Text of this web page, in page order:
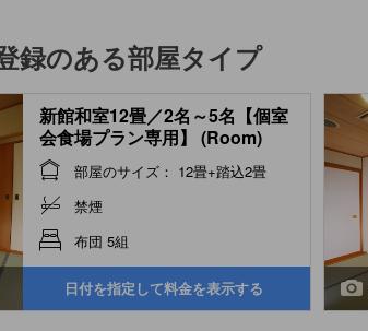
録のある部屋タイプ
新館和室12畳／2名～5名【個室
会食場プラン専用】 (Room)
部屋のサイズ： 12畳+踏込2畳
禁煙
布団 5組
日付を指定して料金を表示する